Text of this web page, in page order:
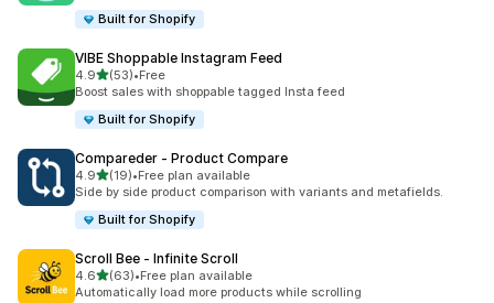
Built for Shopify
VIBE Shoppable Instagram Feed
4.95つ星中
(53)
合計レビュー数：53件
•Free
Boost sales with shoppable tagged Insta feed
Built for Shopify
Compareder ‑ Product Compare
4.95つ星中
(19)
合計レビュー数：19件
•Free plan available
Side by side product comparison with variants and metafields.
Built for Shopify
Scroll Bee ‑ Infinite Scroll
4.65つ星中
(63)
合計レビュー数：63件
•Free plan available
Automatically load more products while scrolling